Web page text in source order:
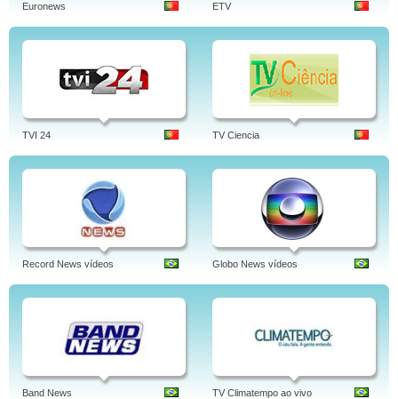
Euronews ETV
TVI 24 TV Ciencia
Record News vídeos Globo News vídeos
Band News TV Climatempo ao vivo